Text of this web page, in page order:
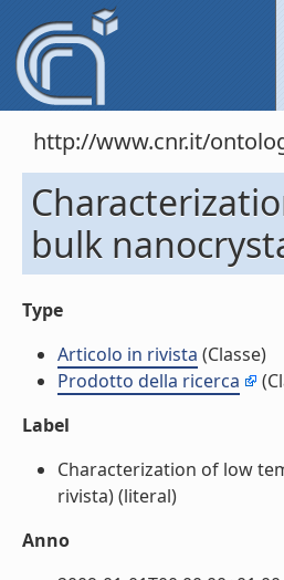
http://www.cnr.it/
bulk
Type
Articolo in rivista (Classe)
Prodotto della ricerca
Label
Characterization of low
rivista) (literal)
Anno